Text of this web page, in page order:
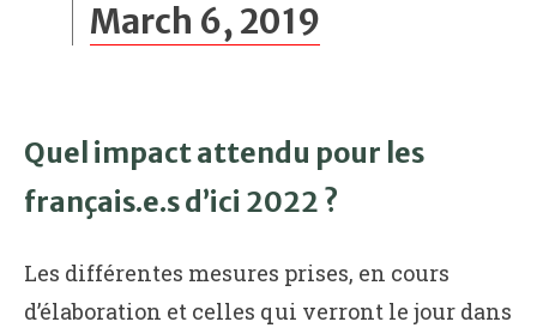
March 6, 2019
Quel impact attendu pour les
français.e.s d’ici 2022 ?
Les différentes mesures prises, en cours
d’élaboration et celles qui verront le jour dans